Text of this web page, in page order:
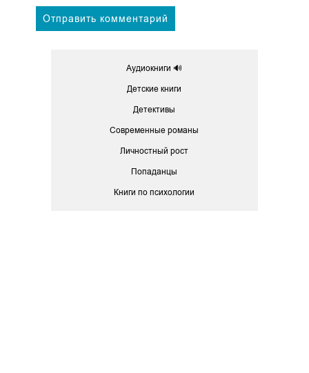
Аудиокниги 🔊
Детские книги
Детективы
Современные романы
Личностный рост
Попаданцы
Книги по психологии